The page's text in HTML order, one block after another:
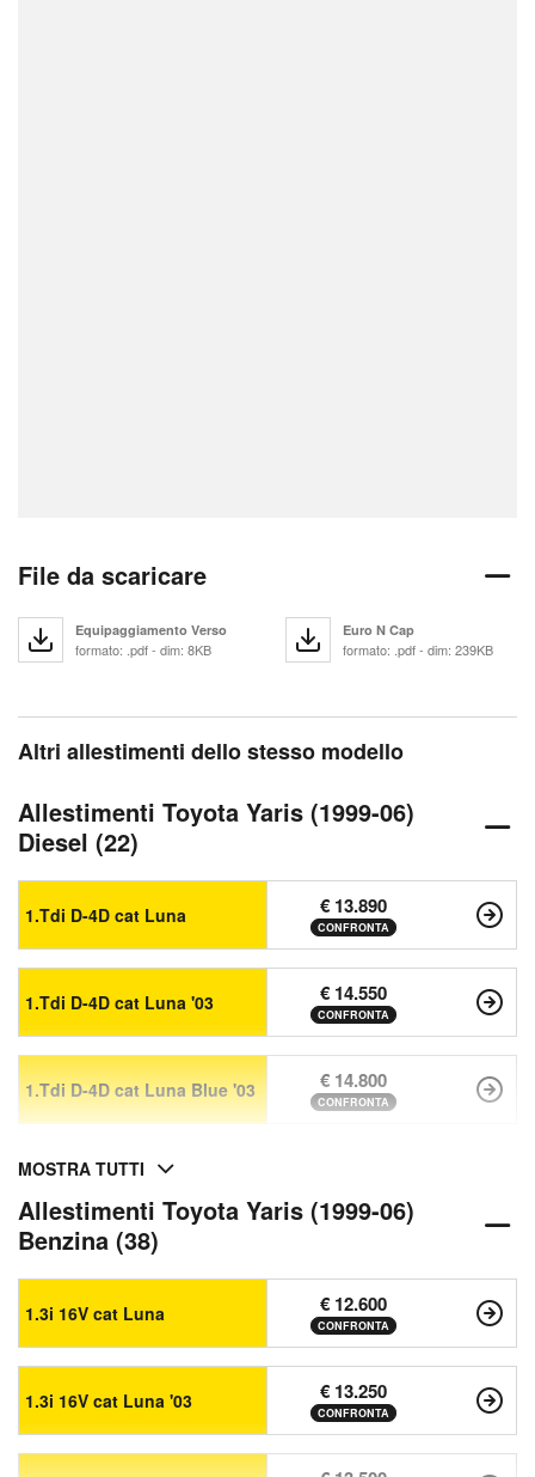
File da scaricare
Equipaggiamento Verso
formato: .pdf - dim: 8KB
Euro N Cap
formato: .pdf - dim: 239KB
Altri allestimenti dello stesso modello
Allestimenti Toyota Yaris (1999-06)
Diesel (22)
1.Tdi D-4D cat Luna € 13.890
CONFRONTA
1.Tdi D-4D cat Luna '03 € 14.550
CONFRONTA
1.Tdi D-4D cat Luna Blue '03 € 14.800
CONFRONTA
MOSTRA TUTTI
Allestimenti Toyota Yaris (1999-06)
Benzina (38)
1.3i 16V cat Luna € 12.600
CONFRONTA
1.3i 16V cat Luna '03 € 13.250
CONFRONTA